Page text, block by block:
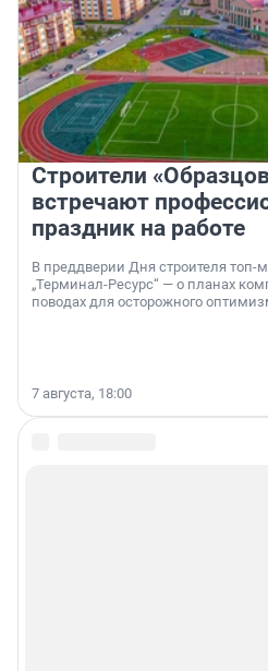
Строители
встречают
праздник на работе
В преддверии Дня строителя
„Терминал-Ресурс“ — о планах
поводах для осторожного
7 августа, 18:00